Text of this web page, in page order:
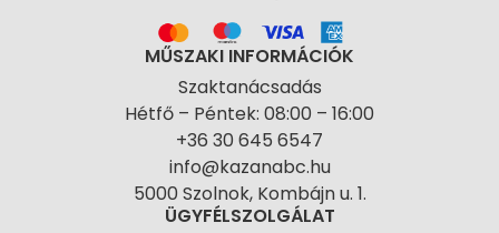
MŰSZAKI INFORMÁCIÓK
Szaktanácsadás
Hétfő – Péntek: 08:00 – 16:00
+36 30 645 6547
info@kazanabc.hu
5000 Szolnok, Kombájn u. 1.
ÜGYFÉLSZOLGÁLAT